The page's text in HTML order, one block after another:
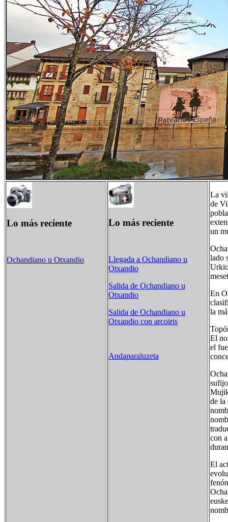
Lo más reciente
Ochandiano u Otxandio
Lo más reciente
Llegada a Ochandiano u
Otxandio
Salida de Ochandiano u
Otxandio
Salida de Ochandiano u
Otxandio con arcoiris
Andaparaluzeta
La
de
un
lado
En
la
El
el
de la
con
El